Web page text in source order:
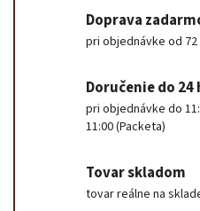
Doprava
pri objednávke od 72
Doručenie do 24
pri objednávke do
11:00 (Packeta)
Tovar skladom
tovar reálne na